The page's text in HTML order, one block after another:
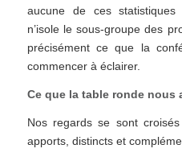
aucune de ces statistiques
n’isole le sous-groupe des
précisément ce que la
commencer à éclairer.
Ce que la table ronde nous
Nos regards se sont
apports, distincts et